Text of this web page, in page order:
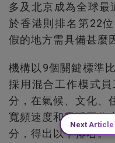
多及北京成為全球最
於香港則排名第22
假的地方需具備甚麼
機構以9個關鍵標準
採用混合工作模式
分，在氣候、文化、
寬頻速度和靈活工作
分，得出以下排名。
Next Article